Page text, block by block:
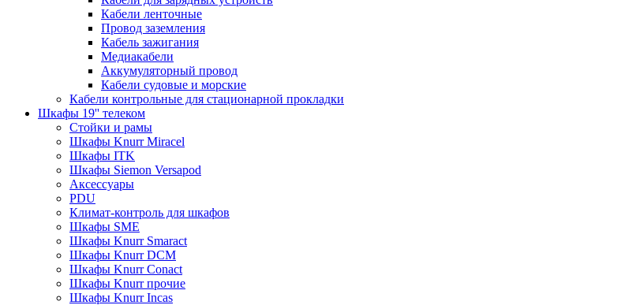
Кабели ленточные
Провод заземления
Кабель зажигания
Медиакабели
Аккумуляторный провод
Кабели судовые и морские
Кабели контрольные для стационарной прокладки
Шкафы 19'' телеком
Стойки и рамы
Шкафы Knurr Miracel
Шкафы ITK
Шкафы Siemon Versapod
Аксессуары
PDU
Климат-контроль для шкафов
Шкафы SME
Шкафы Knurr Smaract
Шкафы Knurr DCM
Шкафы Knurr Conact
Шкафы Knurr прочие
Шкафы Knurr Incas